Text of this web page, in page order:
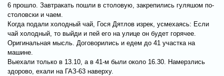
6 прошло. Завтракать пошли в столовую, закрепились гуляшом по-
столовски и чаем.
Когда подали холодный чай, Гося Дятлов изрек, усмехаясь: Если
чай холодный, то выйди и пей его на улице он будет горячее.
Оригинальная мысль. Договорились и едем до 41 участка на
машине.
Выехали только в 13.10, а в 41-м были около 16.30. Намерзлись
здорово, ехали на ГАЗ-63 наверху.